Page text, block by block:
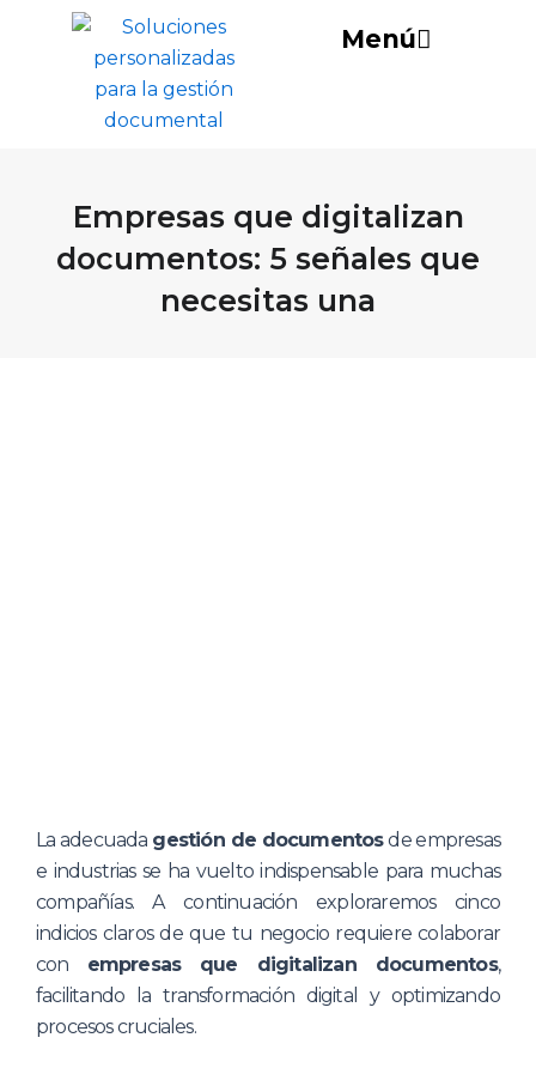
contenido
Menú
Empresas que digitalizan
documentos: 5 señales que
necesitas una
La adecuada gestión de documentosde empresas
e industrias se ha vuelto indispensable para muchas
compañías. A continuación exploraremos cinco
indicios claros de que tu negocio requiere colaborar
con empresas que digitalizan documentos,
facilitando la transformación digital y optimizando
procesos cruciales.